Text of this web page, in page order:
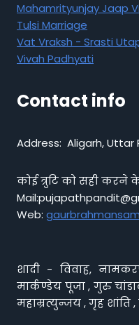
Mahamrityunjay Jaap
Tulsi Marriage
Vat Vraksh - Srasti
Vivah Padhyati
Contact info
Address: Aligarh, Uttar
कोई त्रुटि को सही करने
Web:
शादी - विवाह,
मार्कण्डेय पूजा , गुरु
महाम्रत्युन्जय , गृह शांति ,